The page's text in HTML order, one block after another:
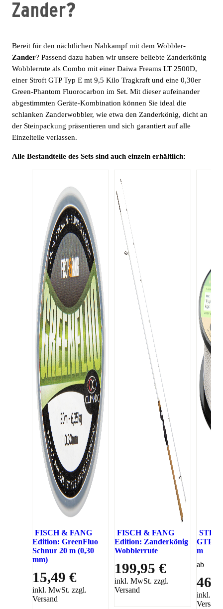
Zander?
Bereit für den nächtlichen Nahkampf mit dem Wobbler-
Zander? Passend dazu haben wir unsere beliebte Zanderkönig
Wobblerrute als Combo mit einer Daiwa Freams LT 2500D,
einer Stroft GTP Typ E mt 9,5 Kilo Tragkraft und eine 0,30er
Green-Phantom Fluorocarbon im Set. Mit dieser aufeinander
abgestimmten Geräte-Kombination können Sie ideal die
schlanken Zanderwobbler, wie etwa den Zanderkönig, dicht an
der Steinpackung präsentieren und sich garantiert auf alle
Einzelteile verlassen.
Alle Bestandteile des Sets sind auch einzeln erhältlich:
FISCH & FANG
Edition: GreenFluo
Schnur 20 m (0,30
mm)
15,49 €
inkl. MwSt. zzgl.
Versand
FISCH & FANG
Edition: Zanderkönig
Wobblerrute
199,95 €
inkl. MwSt. zzgl.
Versand
GTP
m
ab
inkl.
Versand